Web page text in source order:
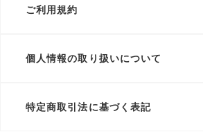
ご利用規約
個人情報の取り扱いについて
特定商取引法に基づく表記